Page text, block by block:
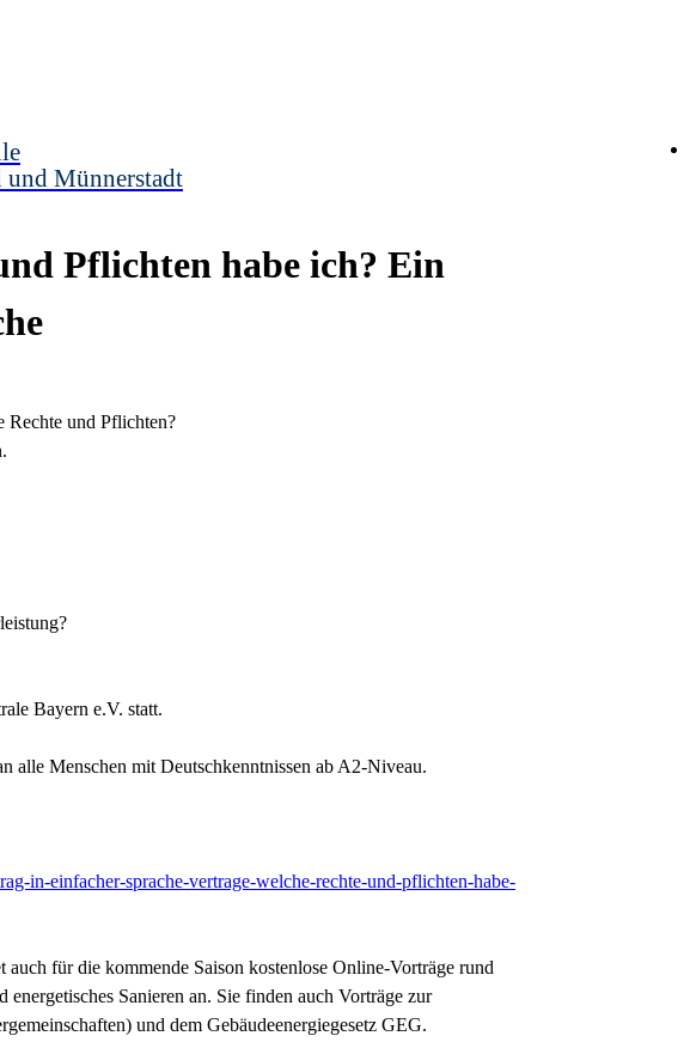
Münnerstadt
Pflichten habe ich? Ein
Rechte und Pflichten?
Bayern e.V. statt.
alle Menschen mit Deutschkenntnissen ab A2-Niveau.
in-einfacher-sprache-vertrage-welche-rechte-und-pflichten-habe-
für die kommende Saison kostenlose Online-Vorträge rund
Sanieren an. Sie finden auch Vorträge zur
und dem Gebäudeenergiegesetz GEG.